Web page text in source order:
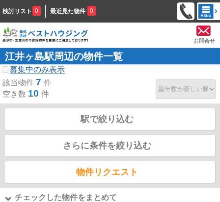
検討リスト 0 最近見た物件 0
お問合せ
江井ヶ島駅周辺の物件一覧
募集中のみ表示
該当物件 7 件
空き数 10 件
駅で絞り込む
さらに条件を絞り込む
物件リクエスト
チェックした物件をまとめて